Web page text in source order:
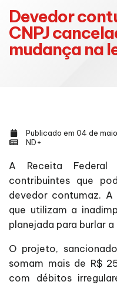
Devedor
CNPJ
mudança na
Publicado em 04 de
ND+
A Receita
contribuintes que
devedor contumaz.
que utilizam a
planejada para burlar
O projeto,
somam mais de R$
com débitos